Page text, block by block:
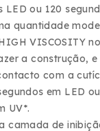
LED ou 120
quantidade
VISCOSITY
a construção, e
com a
em LED
UV*.
camada de